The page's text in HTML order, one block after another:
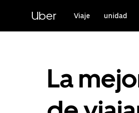
contenido
principal
Uber Viaje unidad
La